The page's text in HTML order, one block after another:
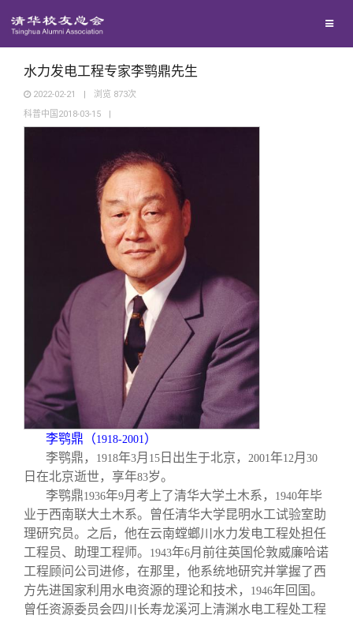
西南联大校友会
捐赠项目
捐赠新闻
捐赠纪事
捐赠方法
义工计划
媒体平台
《清华校友通讯》
《水木清华》
我要订阅
新媒体平台
百年清华
清华人物
清华故事
青春风采
校友文苑
校友讲坛
校友视界
校友服务
终身学习
信息化服务
三创大赛
实用信息
校友总会
总会简介
会长致辞
总会章程
理事会名单
制度法规
联系我们
关闭
水力发电工程专家李鹗鼎先生
2022-02-21 | 浏览 873次
科普中国2018-03-15
|
李鹗鼎（1918-2001）
李鹗鼎，
1918年3月 15 日出生于北京， 2001年12月 30
日在北京逝世，享年83岁。
李鹗鼎1936年9月考上了清华大学土木系， 1940年毕
业于西南联大土木系。曾任清华大学昆明水工试验室助
理研究员。之后，他在云南螳螂川水力发电工程处担任
工程员、助理工程师。
1943年6月前往英国伦敦威廉哈诺
工程顾问公司进修，在那里，他系统地研究并掌握了西
方先进国家利用水电资源的理论和技术，
1946年回国。
曾任资源委员会四川长寿龙溪河上清渊水电工程处工程